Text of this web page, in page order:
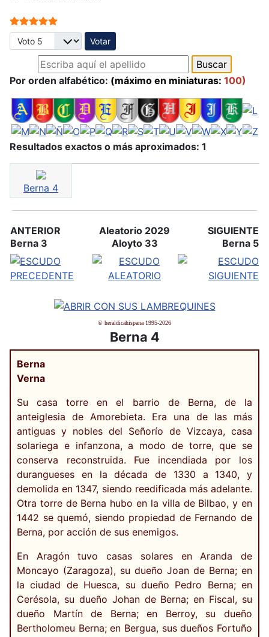
Ratio:5/5
Por favor, vote
Por orden alfabético: (máximo en miniaturas: 100)
Resultados exactos o más aproximados: 1
Berna 4
ANTERIOR
Berna 3
Aleatorio 2029
Aloyto 33
SIGUIENTE
Berna 5
© heraldicahispana 1995-2026
Berna 4
Berna
Verna
Su casa torre en el barrio de Berna, de la
anteiglesia de Amorebieta. Era una de las más
antiguas y nobles del Señorío de Vizcaya, casa
solariega e infanzona, a modo de torre, que se
conserva reconstruida. Fue incendiada por los
durangueses en la década de 1330 a 1340, y
demolida en 1347, siendo reedificada más adelante.
Otra torre de Berna hubo en la villa de Bilbao, y en
1442 se quemó, siendo propiedad de Fernando de
Berna, por acción de sus enemigos.
En Aragón tuvo casas solares en Aranda de
Moncayo (Zaragoza), su dueño Joan de Berna; en
la ciudad de Huesca, su dueño Pedro Berna; en
Cerésola, su dueño Johan de Berna; en Fiscal, su
dueño Martín de Berna; en Berroy, su dueño
Bertholomeu Berna; en Bergua, sus dueños Fortuño